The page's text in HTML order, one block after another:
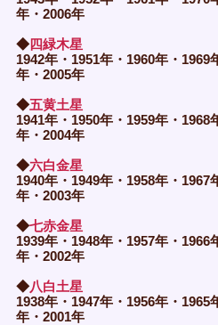
年・2006年
◆四緑木星
1942年・1951年・1960年・1969
年・2005年
◆五黄土星
1941年・1950年・1959年・1968
年・2004年
◆六白金星
1940年・1949年・1958年・1967
年・2003年
◆七赤金星
1939年・1948年・1957年・1966
年・2002年
◆八白土星
1938年・1947年・1956年・1965
年・2001年